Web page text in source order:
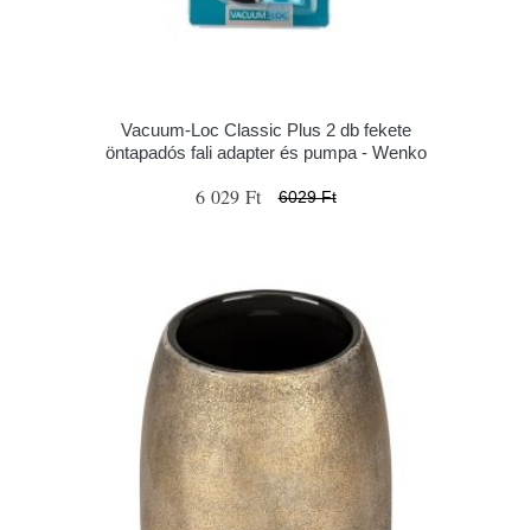
Vacuum-Loc Classic Plus 2 db fekete
öntapadós fali adapter és pumpa - Wenko
6 029 Ft 6029 Ft